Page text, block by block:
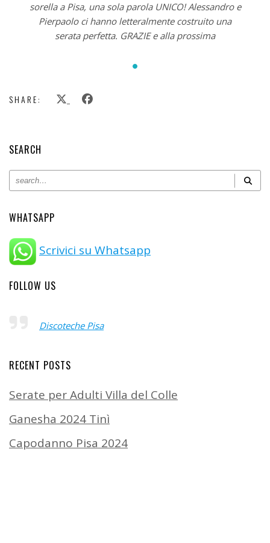
sorella a Pisa, una sola parola UNICO! Alessandro e
Pierpaolo ci hanno letteralmente costruito una
serata perfetta. GRAZIE e alla prossima
SHARE:
SEARCH
WHATSAPP
Scrivici su Whatsapp
FOLLOW US
Discoteche Pisa
RECENT POSTS
Serate per Adulti Villa del Colle
Ganesha 2024 Tinì
Capodanno Pisa 2024